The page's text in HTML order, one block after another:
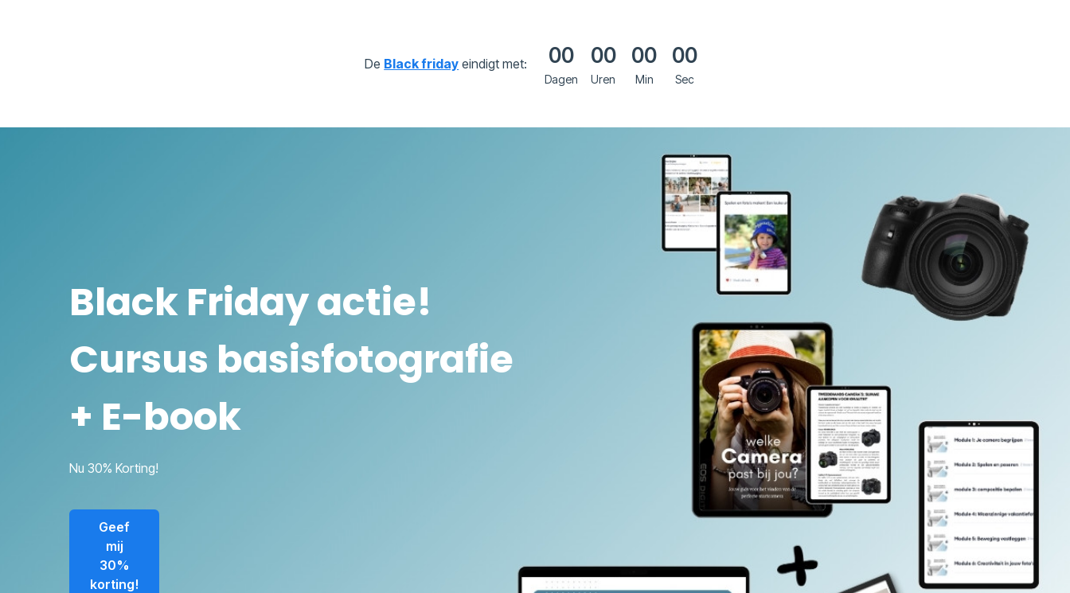
De Black friday eindigt met: 00
Dagen
00
Uren
00
Min
00
Sec
Black Friday actie!
Cursus basisfotografie
+ E-book
Nu 30% Korting!
Geef
mij
30%
korting!